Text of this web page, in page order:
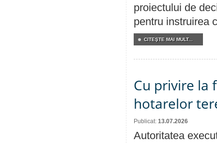
proiectului de
pentru instruirea
CITEŞTE MAI MULT...
Cu privire la
hotarelor
Publicat: 13.07.2026
Autoritatea